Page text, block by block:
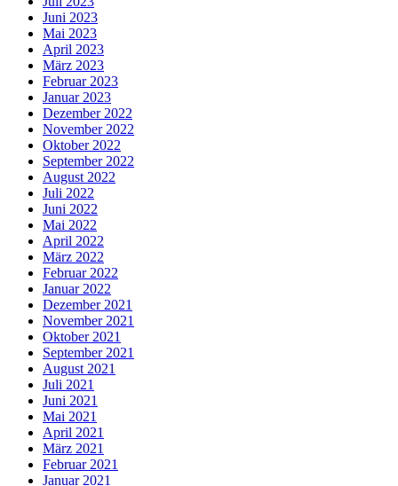
Juni 2023
Mai 2023
April 2023
März 2023
Februar 2023
Januar 2023
Dezember 2022
November 2022
Oktober 2022
September 2022
August 2022
Juli 2022
Juni 2022
Mai 2022
April 2022
März 2022
Februar 2022
Januar 2022
Dezember 2021
November 2021
Oktober 2021
September 2021
August 2021
Juli 2021
Juni 2021
Mai 2021
April 2021
März 2021
Februar 2021
Januar 2021